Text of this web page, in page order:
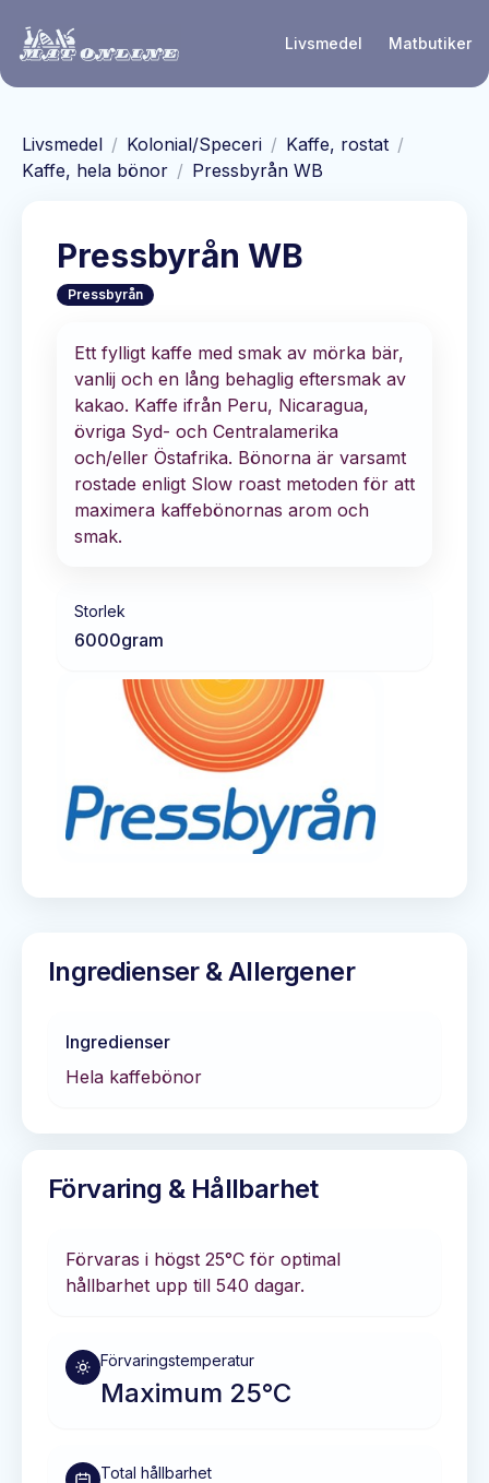
Livsmedel Matbutiker
Livsmedel / Kolonial/Speceri / Kaffe, rostat /
Kaffe, hela bönor / Pressbyrån WB
Pressbyrån WB
Pressbyrån
Ett fylligt kaffe med smak av mörka bär,
vanlij och en lång behaglig eftersmak av
kakao. Kaffe ifrån Peru, Nicaragua,
övriga Syd- och Centralamerika
och/eller Östafrika. Bönorna är varsamt
rostade enligt Slow roast metoden för att
maximera kaffebönornas arom och
smak.
Storlek
6000gram
Ingredienser & Allergener
Ingredienser
Hela kaffebönor
Förvaring & Hållbarhet
Förvaras i högst 25°C för optimal
hållbarhet upp till 540 dagar.
Förvaringstemperatur
Maximum 25°C
Total hållbarhet